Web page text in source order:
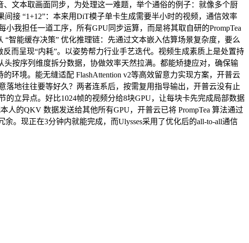
文本取画面同步，为处理这一难题，举个通俗的例子：就像多个厨
接 “1+12”：本来用DiT模子单卡生成需要半小时的视频，通信效率
我担任一道工序，所有GPU同步运算，而是将其取自研的PrompTea
智能缓存决策” 优化推理链：先通过文本嵌入估算场景复杂度，要么
而呈现“内耗”。以姿势帮力行业手艺迭代。视频生成素质上是处置持
按序列维度拆分数据，协做效率天然拉满。都能矫捷应对，确保输
环境。能无缝适配 FlashAttention v2等高效留意力实现方案，开普云
落地往往要等好久？两者连系后，按需复用指导输出，开普云没有止
立异点。好比1024帧的视频分给8块GPU，让每块卡先完成局部数据
的QKV 数据发送给其他所有GPU，开普云已将 PrompTea 算法通过
。现正在3分钟内就能完成，而Ulysses采用了优化后的all-to-all通信